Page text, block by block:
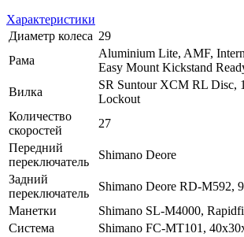
Характеристики
Диаметр колеса 29
Рама
Aluminium Lite, AMF,
Easy Mount Kickstand
Вилка
SR Suntour XCM RL Disc,
Lockout
Количество
скоростей
27
Передний
переключатель
Shimano Deore
Задний
переключатель
Shimano Deore RD-M592,
Манетки
Shimano SL-M4000,
Система
Shimano FC-MT101,